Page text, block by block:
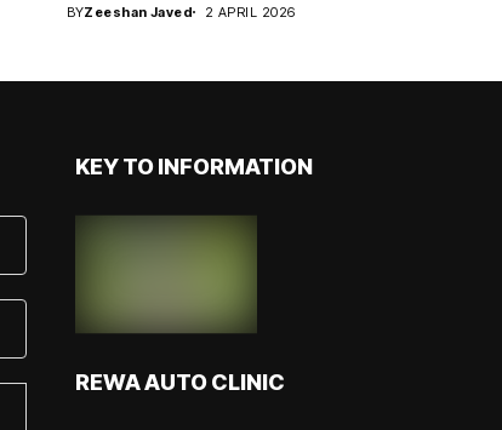
BYZeeshan Javed 2 APRIL 2026
KEY TO INFORMATION
REWA AUTO CLINIC